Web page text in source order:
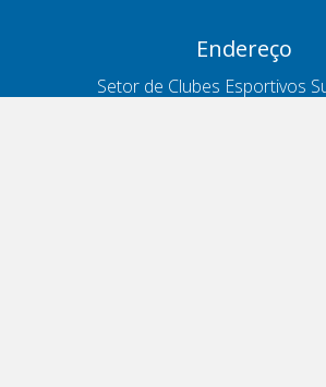
Endereço
Setor de Clubes Esportivos